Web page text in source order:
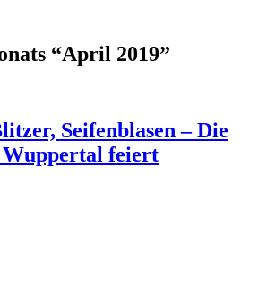
“April 2019”
Seifenblasen – Die
feiert